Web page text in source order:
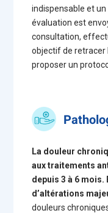
indispensable et
évaluation est
consultation,
objectif de retracer
proposer un
La douleur
aux traitements
depuis 3 à 6
d’altérations
douleurs